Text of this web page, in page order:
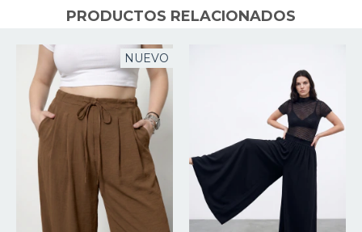
PRODUCTOS RELACIONADOS
NUEVO